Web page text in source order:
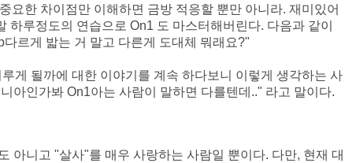
요한 차이점만 이해하면 금방 적응할 뿐만 아니라. 재미있어
하루정도의 연습으로 On1 도 마스터해버린다. 다음과 같이
르게 밟는 거 말고 다른게 도대체 뭐래요?"
게 될까에 대한 이야기를 계속 하다보니 이렇게 생각하는 사
아인가봐 On1아는 사람이 말하면 다를텐데.." 라고 말이다.
아니고 "살사"를 매우 사랑하는 사람일 뿐이다. 다만, 현재 대